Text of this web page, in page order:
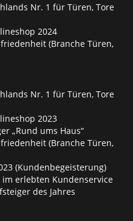
Nr. 1 für Türen, Tore
2024
(Branche Türen,
Nr. 1 für Türen, Tore
2023
„Rund ums Haus“
(Branche Türen,
(Kundenbegeisterung)
im erlebten Kundenservice
des Jahres